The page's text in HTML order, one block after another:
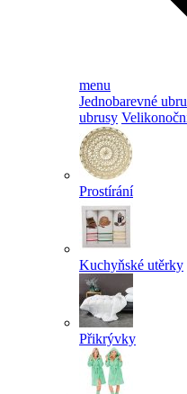
menu
Jednobarevné
ubrusy
Prostírání
Kuchyňské utěrky
Přikrývky